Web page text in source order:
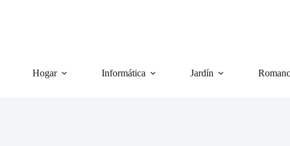
Hogar Informática Jardín